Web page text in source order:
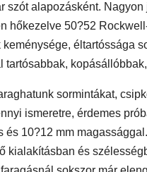
szót alapozásként.
hőkezelve 50?52
éltartóssága
tartósabbak,
sormintákat,
ismeretre, érdemes
és 10?12 mm
kialakításban és